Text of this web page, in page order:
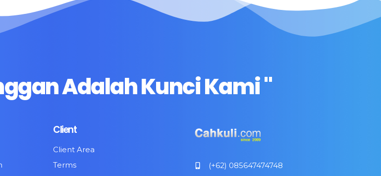
Adalah Kunci Kami "
Client
Client Area
Terms
(+62) 085647474748